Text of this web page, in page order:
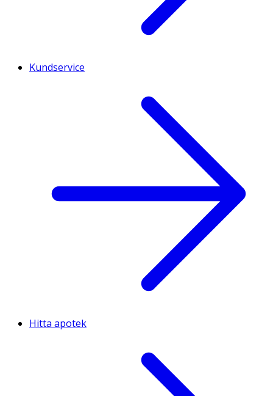
Kundservice
Hitta apotek